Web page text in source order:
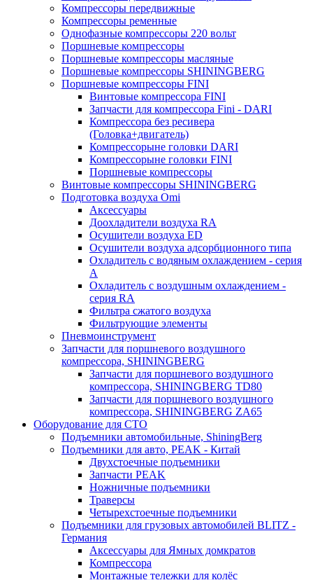
Компрессоры передвижные
Компрессоры ременные
Однофазные компрессоры 220 вольт
Поршневые компрессоры
Поршневые компрессоры масляные
Поршневые компрессоры SHININGBERG
Поршневые компрессоры FINI
Винтовые компрессора FINI
Запчасти для компрессора Fini - DARI
Компрессора без ресивера
(Головка+двигатель)
Компрессорыне головки DARI
Компрессорыне головки FINI
Поршневые компрессоры
Винтовые компрессоры SHININGBERG
Подготовка воздуха Omi
Аксессуары
Доохладители воздуха RA
Осушители воздуха ED
Осушители воздуха адсорбционного типа
Охладитель с водяным охлаждением - серия
A
Охладитель с воздушным охлаждением -
серия RA
Фильтра сжатого воздуха
Фильтрующие элементы
Пневмоинструмент
Запчасти для поршневого воздушного
компрессора, SHININGBERG
Запчасти для поршневого воздушного
компрессора, SHININGBERG TD80
Запчасти для поршневого воздушного
компрессора, SHININGBERG ZA65
Оборудование для СТО
Подъемники автомобильные, ShiningBerg
Подъемники для авто, PEAK - Китай
Двухстоечные подъемники
Запчасти PEAK
Ножничные подъемники
Траверсы
Четырехстоечные подъемники
Подъемники для грузовых автомобилей BLITZ -
Германия
Аксессуары для Ямных домкратов
Компрессора
Монтажные тележки для колёс